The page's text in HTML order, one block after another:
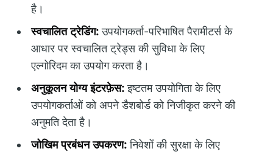
है।
स्वचालित ट्रेडिंग:उपयोगकर्ता-परिभाषित पैरामीटर्स के
आधार पर स्वचालित ट्रेड्स की सुविधा के लिए
एल्गोरिदम का उपयोग करता है।
अनुकूलन योग्य इंटरफ़ेस:इष्टतम उपयोगिता के लिए
उपयोगकर्ताओं को अपने डैशबोर्ड को निजीकृत करने की
अनुमति देता है।
जोखिम प्रबंधन उपकरण:निवेशों की सुरक्षा के लिए